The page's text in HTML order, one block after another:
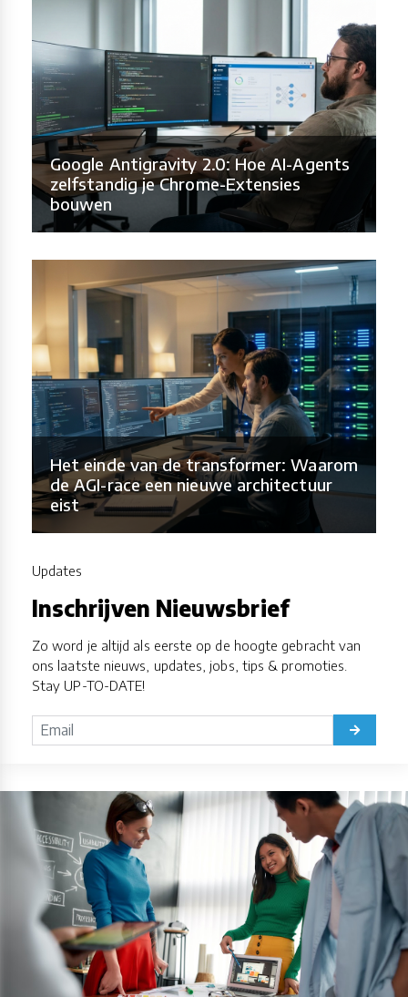
Google Antigravity 2.0: Hoe AI-Agents
zelfstandig je Chrome-Extensies
bouwen
Het einde van de transformer: Waarom
de AGI-race een nieuwe architectuur
eist
Updates
Inschrijven Nieuwsbrief
Zo word je altijd als eerste op de hoogte gebracht van
ons laatste nieuws, updates, jobs, tips & promoties.
Stay UP-TO-DATE!